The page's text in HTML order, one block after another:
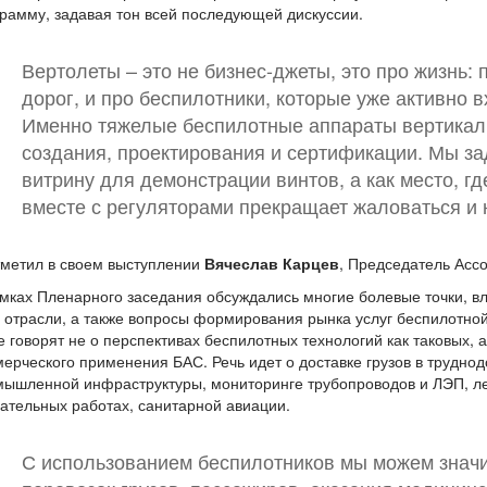
задавая тон всей последующей дискуссии.
Вертолеты – это не бизнес-джеты, это про жизнь:
дорог, и про беспилотники, которые уже активно
Именно тяжелые беспилотные аппараты
создания, проектирования и сертификации. Мы
витрину для демонстрации винтов, а как место,
вместе с регуляторами прекращает жаловаться и
в своем выступлении Вячеслав Карцев, Председатель
Пленарного заседания обсуждались многие болевые точки,
отрасли, а также вопросы формирования рынка услуг
говорят не о перспективах беспилотных технологий как таковых,
применения БАС. Речь идет о доставке грузов в
инфраструктуры, мониторинге трубопроводов и ЛЭП,
работах, санитарной авиации.
С использованием беспилотников мы можем